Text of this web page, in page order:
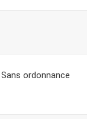
ordonnance